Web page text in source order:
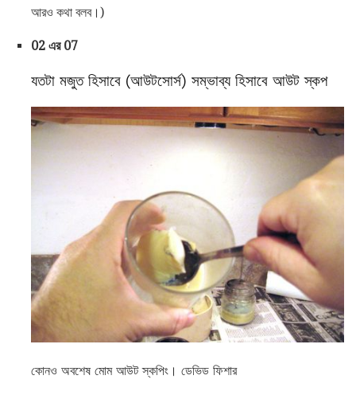
আরও কথা বলব।)
02 এর 07
যতটা মজুত হিসাবে (আউটসোর্স) সম্ভাব্য হিসাবে আউট স্কপ
কোনও অবশেষ মোম আউট স্কপিং। ডেভিড ফিশার